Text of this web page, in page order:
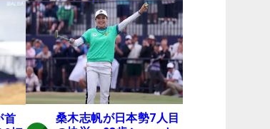
首
桑木志帆が日本勢7人目